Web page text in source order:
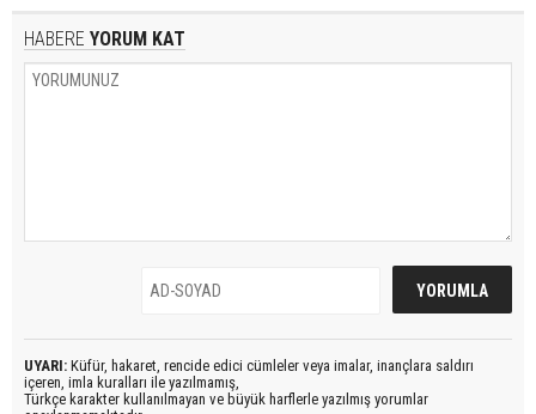
HABERE YORUM KAT
UYARI: Küfür, hakaret, rencide edici cümleler veya imalar, inançlara saldırı
içeren, imla kuralları ile yazılmamış,
Türkçe karakter kullanılmayan ve büyük harflerle yazılmış yorumlar